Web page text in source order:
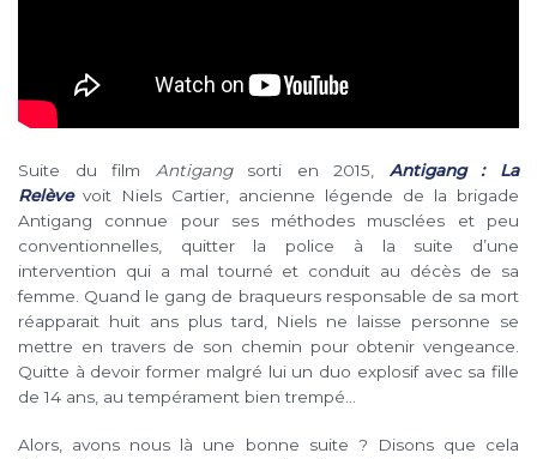
Suite du film Antigangsorti en 2015, Antigang : La
Relève voit Niels Cartier, ancienne légende de la brigade
Antigang connue pour ses méthodes musclées et peu
conventionnelles, quitter la police à la suite d’une
intervention qui a mal tourné et conduit au décès de sa
femme. Quand le gang de braqueurs responsable de sa mort
réapparait huit ans plus tard, Niels ne laisse personne se
mettre en travers de son chemin pour obtenir vengeance.
Quitte à devoir former malgré lui un duo explosif avec sa fille
de 14 ans, au tempérament bien trempé…
Alors, avons nous là une bonne suite ? Disons que cela